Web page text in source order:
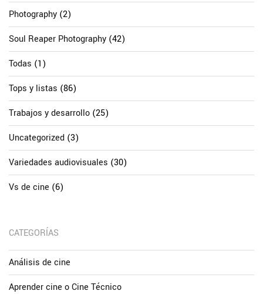
Photography (2)
Soul Reaper Photography (42)
Todas (1)
Tops y listas (86)
Trabajos y desarrollo (25)
Uncategorized (3)
Variedades audiovisuales (30)
Vs de cine (6)
CATEGORÍAS
Análisis de cine
Aprender cine o Cine Técnico